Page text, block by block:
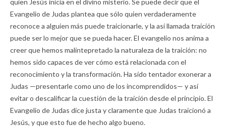
quien Jesús inicia en el divino misterio. Se puede decir que el
Evangelio de Judas plantea que sólo quien verdaderamente
reconoce a alguien más puede traicionarle, y la así llamada traición
puede ser lo mejor que se pueda hacer. El evangelio nos anima a
creer que hemos malintepretado la naturaleza de la traición: no
hemos sido capaces de ver cómo está relacionada con el
reconocimiento y la transformación. Ha sido tentador exonerar a
Judas —presentarle como uno de los incomprendidos— y así
evitar o descalificar la cuestión de la traición desde el principio. El
Evangelio de Judas dice justa y claramente que Judas traicionó a
Jesús, y que esto fue de hecho algo bueno.